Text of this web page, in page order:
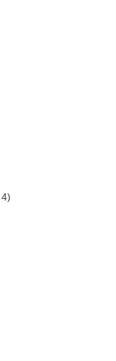
4)